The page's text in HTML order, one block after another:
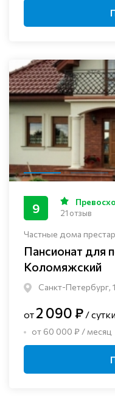
Частные дома
Пансионат для
Коломяжский
Санкт-Петербург,
9 21 отзыв
от 2 090 ₽ / сутки
от 60 000 ₽ / месяц